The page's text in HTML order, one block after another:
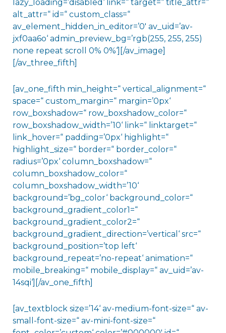
lazy_loading=’disabled‘ link=“ target=“ title_attr=“
alt_attr=“ id=“ custom_class=“
av_element_hidden_in_editor=’0′ av_uid=’av-
jxf0aa6o‘ admin_preview_bg=’rgb(255, 255, 255)
none repeat scroll 0% 0%‘][/av_image]
[/av_three_fifth]
[av_one_fifth min_height=“ vertical_alignment=“
space=“ custom_margin=“ margin=’0px‘
row_boxshadow=“ row_boxshadow_color=“
row_boxshadow_width=’10‘ link=“ linktarget=“
link_hover=“ padding=’0px‘ highlight=“
highlight_size=“ border=“ border_color=“
radius=’0px‘ column_boxshadow=“
column_boxshadow_color=“
column_boxshadow_width=’10‘
background=’bg_color‘ background_color=“
background_gradient_color1=“
background_gradient_color2=“
background_gradient_direction=’vertical‘ src=“
background_position=’top left‘
background_repeat=’no-repeat‘ animation=“
mobile_breaking=“ mobile_display=“ av_uid=’av-
14sqi‘][/av_one_fifth]
[av_textblock size=’14‘ av-medium-font-size=“ av-
small-font-size=“ av-mini-font-size=“